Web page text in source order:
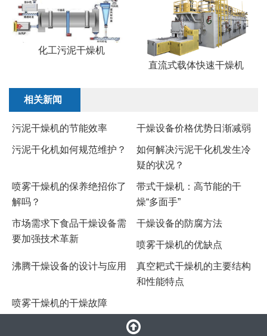
化工污泥干燥机
直流式载体快速干燥机
相关新闻
​污泥干燥机的节能效率 干燥设备价格优势日渐减弱
污泥干化机如何规范维护？
​如何解决污泥干化机发生冷
疑的状况？
喷雾干燥机的保养绝招你了
解吗？
带式干燥机：高节能的干
燥“多面手”
市场需求下食品干燥设备需
要加强技术革新
干燥设备的防腐方法
喷雾干燥机的优缺点
沸腾干燥设备的设计与应用
真空耙式干燥机的主要结构
和性能特点
喷雾干燥机的干燥故障